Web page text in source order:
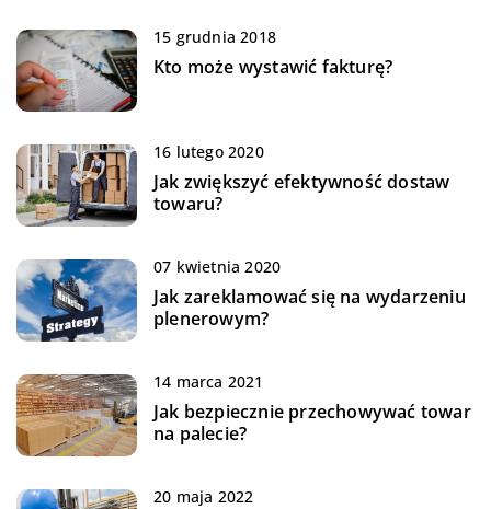
15 grudnia 2018
Kto może wystawić fakturę?
16 lutego 2020
Jak zwiększyć efektywność dostaw
towaru?
07 kwietnia 2020
Jak zareklamować się na wydarzeniu
plenerowym?
14 marca 2021
Jak bezpiecznie przechowywać towar
na palecie?
20 maja 2022